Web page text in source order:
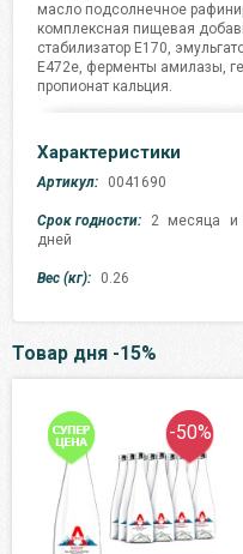
масло подсолнечное
комплексная пищевая
стабилизатор Е170,
Е472е, ферменты амилазы,
пропионат кальция.
Характеристики
Артикул: 0041690
Срок годности:
2 месяца и
дней
Вес (кг): 0.26
Товар дня -15%
-50%